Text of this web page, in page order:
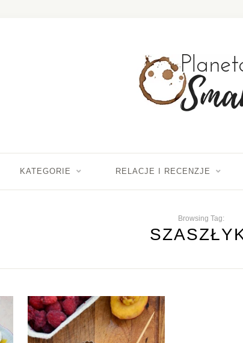
KATEGORIE RELACJE I RECENZJE
Browsing Tag: